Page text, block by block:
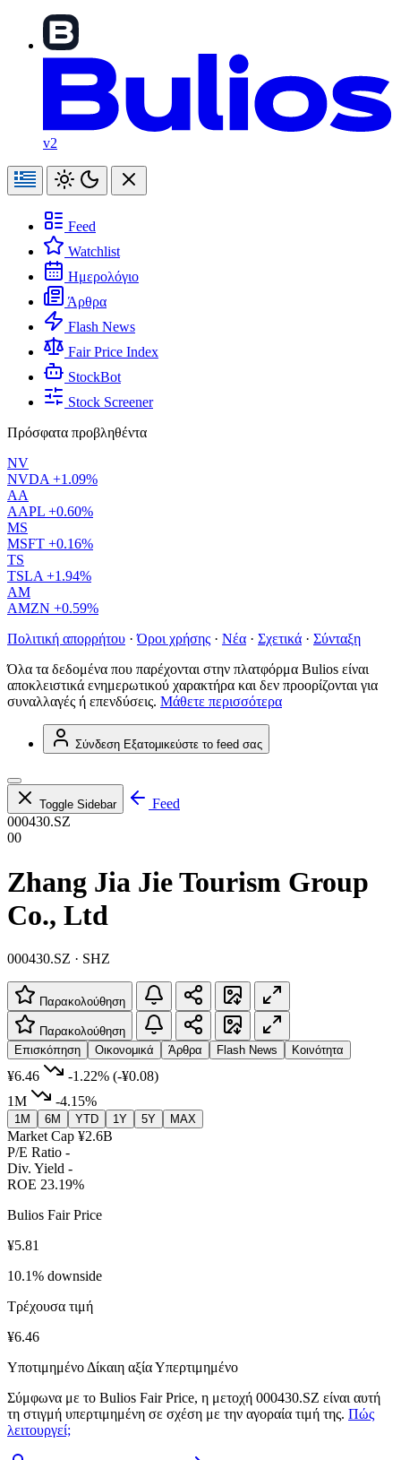
v2
Feed
Watchlist
Ημερολόγιο
Άρθρα
Flash News
Fair Price Index
StockBot
Stock Screener
Πρόσφατα προβληθέντα
NV
NVDA +1.09%
AA
AAPL +0.60%
MS
MSFT +0.16%
TS
TSLA +1.94%
AM
AMZN +0.59%
Πολιτική απορρήτου · Όροι χρήσης · Νέα · Σχετικά · Σύνταξη
Όλα τα δεδομένα που παρέχονται στην πλατφόρμα Bulios είναι
αποκλειστικά ενημερωτικού χαρακτήρα και δεν προορίζονται για
συναλλαγές ή επενδύσεις. Μάθετε περισσότερα
Σύνδεση Εξατομικεύστε το feed σας
Toggle Sidebar
Feed
000430.SZ
00
Zhang Jia Jie Tourism Group
Co., Ltd
000430.SZ · SHZ
Παρακολούθηση
Παρακολούθηση
Επισκόπηση
Οικονομικά Άρθρα Flash News Κοινότητα
¥6.46 -1.22% (-¥0.08)
1M
-4.15%
1M 6M YTD 1Y 5Y MAX
Market Cap ¥2.6B
P/E Ratio -
Div. Yield -
ROE 23.19%
Bulios Fair Price
¥5.81
10.1% downside
Τρέχουσα τιμή
¥6.46
Υποτιμημένο Δίκαιη αξίαΥπερτιμημένο
Σύμφωνα με το Bulios Fair Price, η μετοχή 000430.SZ είναι αυτή
τη στιγμή υπερτιμημένη σε σχέση με την αγοραία τιμή της. Πώς
λειτουργεί;